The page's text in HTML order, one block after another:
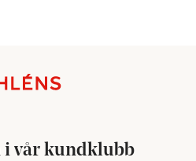
i vår kundklubb